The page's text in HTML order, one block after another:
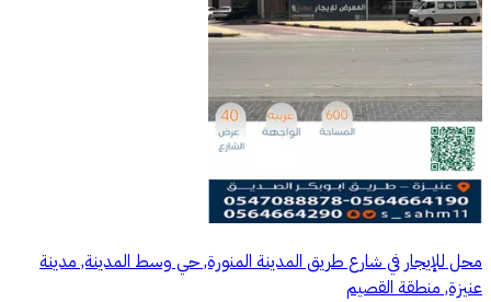
محل للإيجار في شارع طريق المدينة المنورة, حي وسط المدينة, مدينة
عنيزة, منطقة القصيم